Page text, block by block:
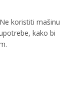
koristiti mašinu
kako bi